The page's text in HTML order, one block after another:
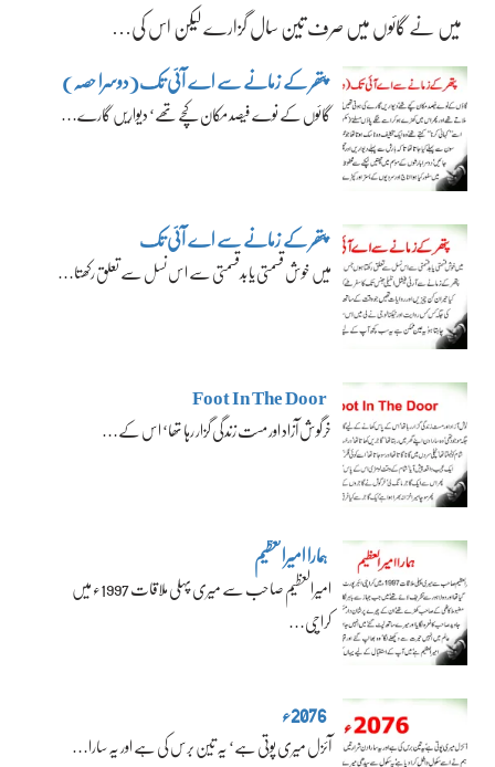
میں نے گائوں میں صرف تین سال گزارے لیکن اس کی…
پتھر کے زمانے سے اے آئی تک(دوسرا حصہ)
گائوں کے نوے فیصد مکان کچے تھے‘ دیواریں گارے…
پتھر کے زمانے سے اے آئی تک
میں خوش قسمتی یا بدقسمتی سے اس نسل سے تعلق رکھتا…
Foot In The Door
خرگوش آزاد اور مست زندگی گزار رہا تھا‘ اس کے…
ہمارا امیرالعظیم
امیرالعظیم صاحب سے میری پہلی ملاقات 1997ء میں
کراچی…
2076ء
آئزل میری پوتی ہے‘ یہ تین برس کی ہے اور یہ سارا…